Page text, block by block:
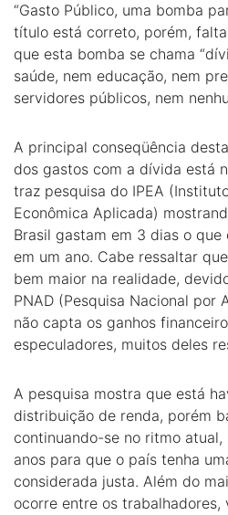
“Gasto Público, uma bomba
título está correto, porém,
que esta bomba se chama
saúde, nem educação, nem
servidores públicos, nem
A principal conseqüência
dos gastos com a dívida está
traz pesquisa do IPEA
Econômica Aplicada)
Brasil gastam em 3 dias o que
em um ano. Cabe ressaltar
bem maior na realidade,
PNAD (Pesquisa Nacional por
não capta os ganhos
especuladores, muitos deles
A pesquisa mostra que está
distribuição de renda, porém
continuando-se no ritmo atual,
anos para que o país tenha
considerada justa. Além do
ocorre entre os trabalhadores,